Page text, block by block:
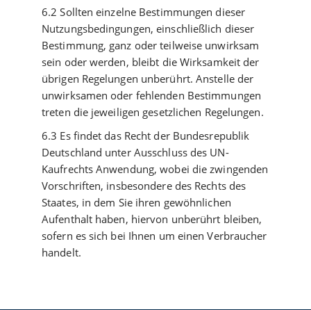
6.2 Sollten einzelne Bestimmungen dieser
Nutzungsbedingungen, einschließlich dieser
Bestimmung, ganz oder teilweise unwirksam
sein oder werden, bleibt die Wirksamkeit der
übrigen Regelungen unberührt. Anstelle der
unwirksamen oder fehlenden Bestimmungen
treten die jeweiligen gesetzlichen Regelungen.
6.3 Es findet das Recht der Bundesrepublik
Deutschland unter Ausschluss des UN-
Kaufrechts Anwendung, wobei die zwingenden
Vorschriften, insbesondere des Rechts des
Staates, in dem Sie ihren gewöhnlichen
Aufenthalt haben, hiervon unberührt bleiben,
sofern es sich bei Ihnen um einen Verbraucher
handelt.